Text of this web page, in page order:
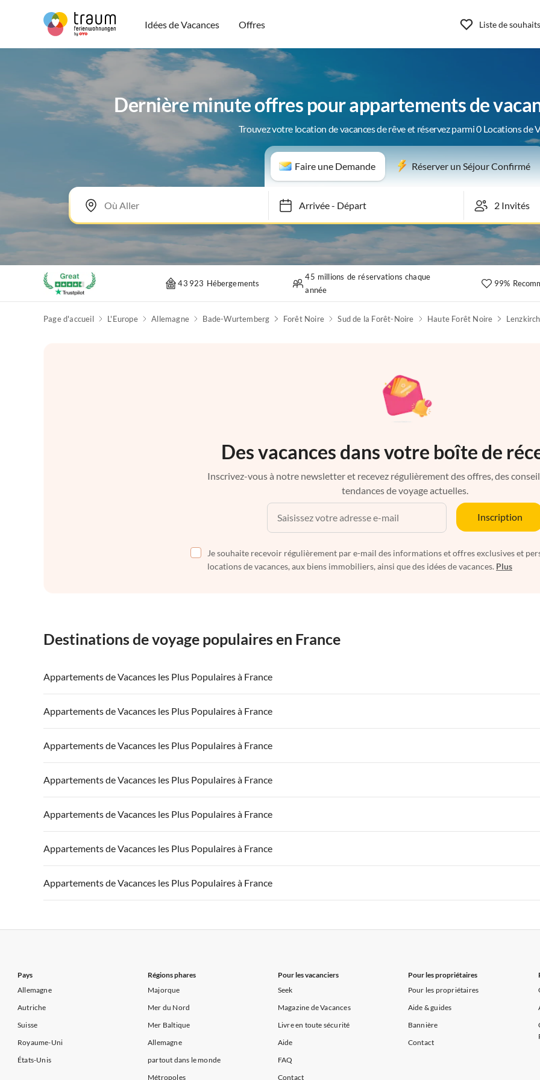
Idées de Vacances Offres Liste de souhaits
Dernière minute offres pour appartements de
Trouvez votre location de vacances de rêve et réservez parmi 0 Locations de
Faire une Demande Réserver un Séjour Confirmé
Arrivée-Départ
43 923 Hébergements
45 millions de réservations chaque
année
99%
Page d'accueil L'Europe Allemagne Bade-Wurtemberg Forêt Noire Sud de la Forêt-Noire Haute Forêt Noire Lenzkirch
Des vacances dans votre boîte de
Inscrivez-vous à notre newsletter et recevez régulièrement des offres, des
tendances de voyage actuelles.
Inscription
Je souhaite recevoir régulièrement par e-mail des informations et offres exclusives et
locations de vacances, aux biens immobiliers, ainsi que des idées de vacances. Plus
Destinations de voyage populaires en France
Appartements de Vacances les Plus Populaires à France
Appartements de Vacances à France Appartements de Vacances à Paris-Ile de France
Appartements de Vacances à Côte atlantique Appartements de Vacances à la Normandie Appartements de Vacances à Sud de la
Appartements de Vacances à Côte d'Azur
Appartements de Vacances les Plus Populaires à France
Appartements de Vacances à France Appartements de Vacances à Paris-Ile de France
Appartements de Vacances à Côte atlantique Appartements de Vacances à la Normandie Appartements de Vacances à Sud de la
Appartements de Vacances à Côte d'Azur
Appartements de Vacances les Plus Populaires à France
Appartements de Vacances à France Appartements de Vacances à Paris-Ile de France
Appartements de Vacances à Côte atlantique Appartements de Vacances à la Normandie Appartements de Vacances à Sud de la
Appartements de Vacances à Côte d'Azur
Appartements de Vacances les Plus Populaires à France
Appartements de Vacances à France Appartements de Vacances à Paris-Ile de France
Appartements de Vacances à Côte atlantique Appartements de Vacances à la Normandie Appartements de Vacances à Sud de la
Appartements de Vacances à Côte d'Azur
Appartements de Vacances les Plus Populaires à France
Appartements de Vacances à France Appartements de Vacances à Paris-Ile de France
Appartements de Vacances à Côte atlantique Appartements de Vacances à la Normandie Appartements de Vacances à Sud de la
Appartements de Vacances à Côte d'Azur
Appartements de Vacances les Plus Populaires à France
Appartements de Vacances à France Appartements de Vacances à Paris-Ile de France
Appartements de Vacances à Côte atlantique Appartements de Vacances à la Normandie Appartements de Vacances à Sud de la
Appartements de Vacances les Plus Populaires à France
Pays
Allemagne
Autriche
Suisse
Royaume-Uni
États-Unis
Régions phares
Majorque
Mer du Nord
Mer Baltique
Allemagne
partout dans le monde
Métropoles
Pour les vacanciers
Seek
Magazine de Vacances
Livre en toute sécurité
Aide
FAQ
Contact
Pour les propriétaires
Pour les propriétaires
Aide & guides
Bannière
Contact